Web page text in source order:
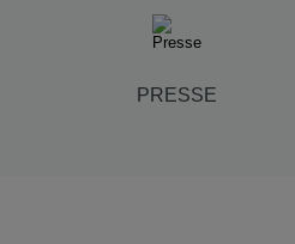
PRESSE